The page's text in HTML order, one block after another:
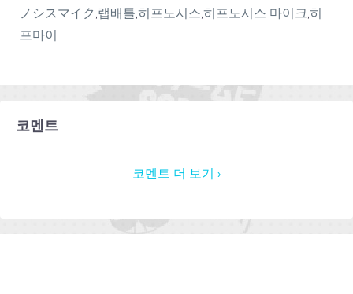
ノシスマイク,랩배틀,히프노시스,히프노시스 마이크,히
프마이
코멘트
코멘트 더 보기 ›